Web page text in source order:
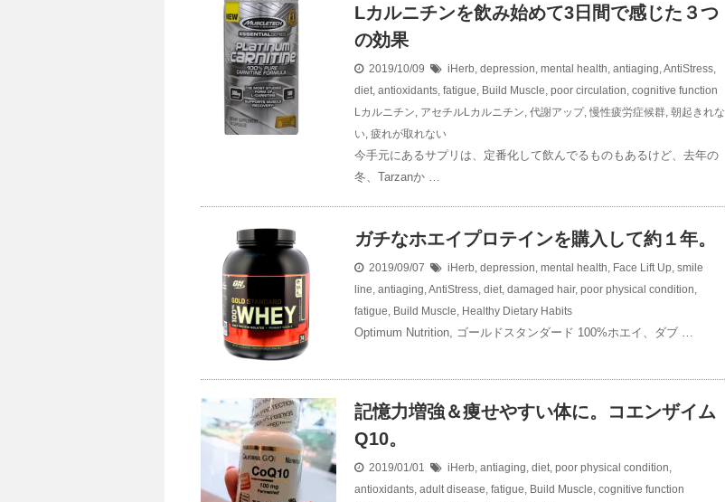
Lカルニチンを飲み始めて3日間で感じた３つ
の効果
2019/10/09 iHerb, depression, mental health, antiaging,AntiStress,
diet, antioxidants, fatigue, Build Muscle, poor circulation, cognitive function
Lカルニチン, アセチルLカルニチン, 代謝アップ, 慢性疲労症候群, 朝起きれな
い, 疲れが取れない
今手元にあるサプリは、定番化して飲んでるものもあるけど、去年の
冬、Tarzanか …
ガチなホエイプロテインを購入して約１年。
2019/09/07 iHerb, depression, mental health, Face Lift Up, smile
line, antiaging,AntiStress, diet, damaged hair, poor physical condition,
fatigue, Build Muscle, Healthy Dietary Habits
Optimum Nutrition, ゴールドスタンダード 100%ホエイ、ダブ …
記憶力増強＆痩せやすい体に。コエンザイム
Q10。
2019/01/01 iHerb, antiaging, diet, poor physical condition,
antioxidants, adult disease, fatigue, Build Muscle, cognitive function